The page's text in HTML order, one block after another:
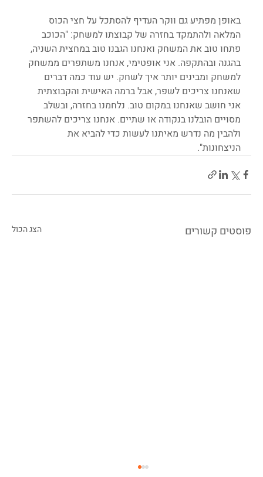
באופן מפתיע גם ווקר העדיף להסתכל על חצי הכוס
המלאה ולהתמקד בחזרה של קבוצתו למשחק: "הכוכב
פתחו טוב את המשחק ואנחנו הגבנו טוב במחצית השניה,
בהגנה ובהתקפה. אני אופטימי, אנחנו משתפרים ממשחק
למשחק ומבינים יותר איך לשחק. יש עוד כמה דברים
שאנחנו צריכים לשפר, אבל ברמה האישית והקבוצתית
אני חושב שאנחנו במקום טוב. נלחמנו בחזרה, ובשלב
מסויים הובלנו בנקודה או שתיים. אנחנו צריכים להשתפר
ולהבין מה נדרש מאיתנו לעשות כדי להביא את
הניצחונות".
פוסטים קשורים הצג הכול